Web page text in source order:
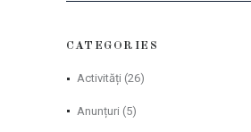
CATEGORIES
Activități (26)
Anunțuri (5)